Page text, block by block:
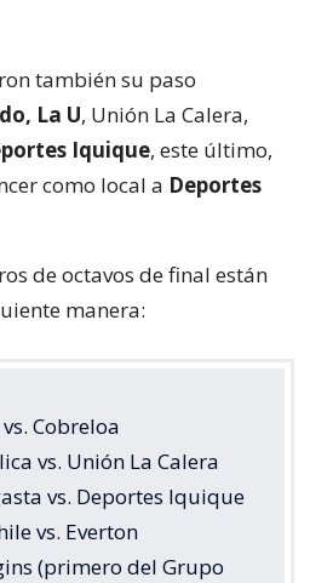
también su paso
La U, Unión La Calera,
Iquique, este último,
como local a Deportes
de octavos de final están
manera:
Cobreloa
vs. Unión La Calera
vs. Deportes Iquique
vs. Everton
(primero del Grupo